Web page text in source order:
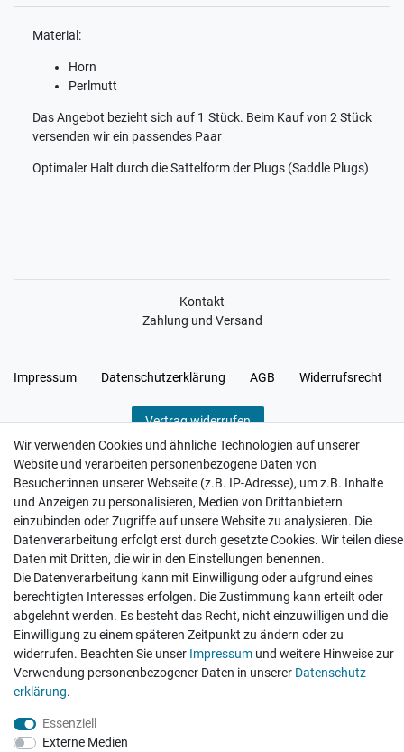
Material:
Horn
Perlmutt
Das Angebot bezieht sich auf 1 Stück. Beim Kauf von 2 Stück
versenden wir ein passendes Paar
Optimaler Halt durch die Sattelform der Plugs (Saddle Plugs)
Kontakt
Zahlung und Versand
Impressum Daten­schutz­erklärung AGB Widerrufs­recht
Vertrag widerrufen
Hatte etwas bestellt was fehlerhaft versendet
wurde. Mein Anliegen habe ich mitgeteilt und sofort
Er...
Datum der Veröffentlichung: 17.07.2026
Datum der Kauferfahrung: 10.07.2026
Wir verwenden Cookies und ähnliche Technologien auf unserer
Website und verarbeiten personenbezogene Daten von
Besucher:innen unserer Webseite (z.B. IP-Adresse), um z.B. Inhalte
und Anzeigen zu personalisieren, Medien von Drittanbietern
einzubinden oder Zugriffe auf unsere Website zu analysieren. Die
Datenverarbeitung erfolgt erst durch gesetzte Cookies. Wir teilen diese
Daten mit Dritten, die wir in den Einstellungen benennen.
Die Datenverarbeitung kann mit Einwilligung oder aufgrund eines
berechtigten Interesses erfolgen. Die Zustimmung kann erteilt oder
abgelehnt werden. Es besteht das Recht, nicht einzuwilligen und die
Einwilligung zu einem späteren Zeitpunkt zu ändern oder zu
widerrufen. Beachten Sie unser Impressum und weitere Hinweise zur
Verwendung personenbezogener Daten in unserer Daten­schutz­
erklärung.
Essenziell
Externe Medien